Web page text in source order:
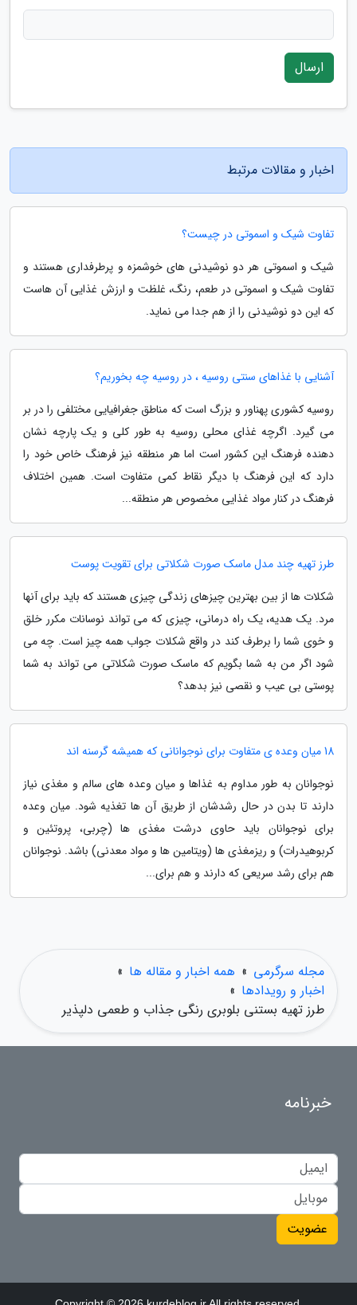
ارسال
اخبار و مقالات مرتبط
تفاوت شیک و اسموتی در چیست؟
شیک و اسموتی هر دو نوشیدنی های خوشمزه و پرطرفداری هستند و
تفاوت شیک و اسموتی در طعم، رنگ، غلظت و ارزش غذایی آن هاست
که این دو نوشیدنی را از هم جدا می نماید.
آشنایی با غذاهای سنتی روسیه ، در روسیه چه بخوریم؟
روسیه کشوری پهناور و بزرگ است که مناطق جغرافیایی مختلفی را در بر
می گیرد. اگرچه غذای محلی روسیه به طور کلی و یک پارچه نشان
دهنده فرهنگ این کشور است اما هر منطقه نیز فرهنگ خاص خود را
دارد که این فرهنگ با دیگر نقاط کمی متفاوت است. همین اختلاف
فرهنگ در کنار مواد غذایی مخصوص هر منطقه...
طرز تهیه چند مدل ماسک صورت شکلاتی برای تقویت پوست
شکلات ها از بین بهترین چیزهای زندگی چیزی هستند که باید برای آنها
مرد. یک هدیه، یک راه درمانی، چیزی که می تواند نوسانات مکرر خلق
و خوی شما را برطرف کند در واقع شکلات جواب همه چیز است. چه می
شود اگر من به شما بگویم که ماسک صورت شکلاتی می تواند به شما
پوستی بی عیب و نقصی نیز بدهد؟
18 میان وعده ی متفاوت برای نوجوانانی که همیشه گرسنه اند
نوجوانان به طور مداوم به غذاها و میان وعده های سالم و مغذی نیاز
دارند تا بدن در حال رشدشان از طریق آن ها تغذیه شود. میان وعده
برای نوجوانان باید حاوی درشت مغذی ها (چربی، پروتئین و
کربوهیدرات) و ریزمغذی ها (ویتامین ها و مواد معدنی) باشد. نوجوانان
هم برای رشد سریعی که دارند و هم برای...
مجله سرگرمی » همه اخبار و مقاله ها »
اخبار و رویدادها »
طرز تهیه بستنی بلوبری رنگی جذاب و طعمی دلپذیر
خبرنامه
عضویت